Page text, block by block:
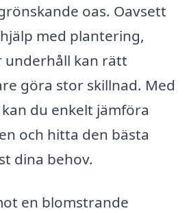
oas. Oavsett
med plantering,
underhåll kan rätt
göra stor skillnad. Med
du enkelt jämföra
och hitta den bästa
dina behov.
en blomstrande